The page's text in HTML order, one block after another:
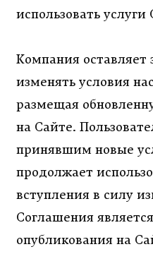
использовать услуги
Компания оставляет
изменять условия
размещая
на Сайте.
принявшим новые
продолжает
вступления в силу
Соглашения
опубликования на